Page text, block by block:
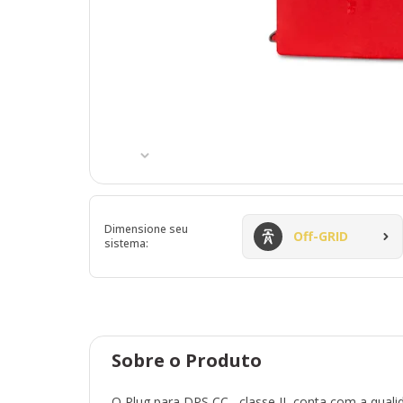
Dimensione seu
sistema:
Off-GRID
Sobre o Produto